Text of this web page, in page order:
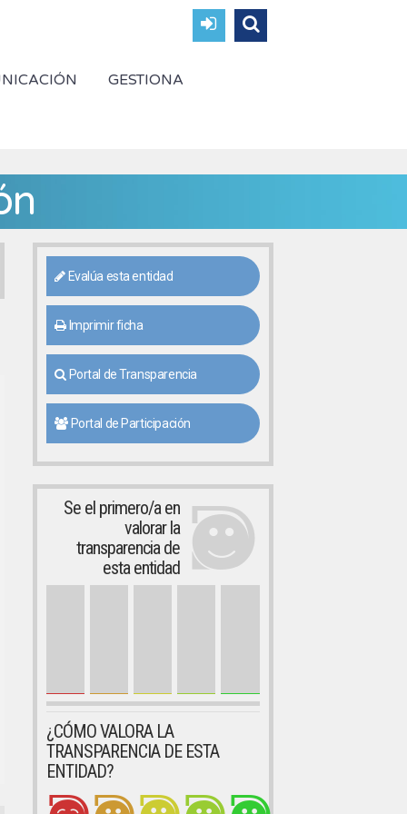
GESTIONA
Evalúa esta entidad
Imprimir ficha
Portal de Transparencia
Portal de Participación
Se el primero/a en
valorar la
transparencia de
esta entidad
¿CÓMO VALORA LA
TRANSPARENCIA DE ESTA
ENTIDAD?